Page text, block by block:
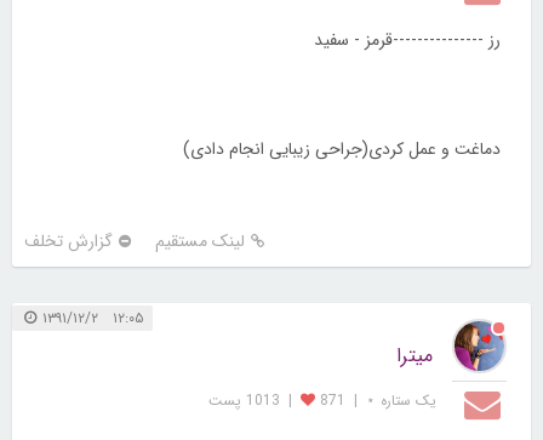
رز ---------------قرمز - سفید
دماغت و عمل کردی(جراحی زیبایی انجام دادی)
لینک مستقیم گزارش تخلف
۱۲:۰۵ ۱۳۹۱/۱۲/۲
میترا
یک ستاره ⋆ |
871
| 1013 پست